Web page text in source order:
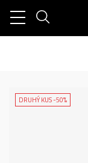
DRUHÝ KUS -50%